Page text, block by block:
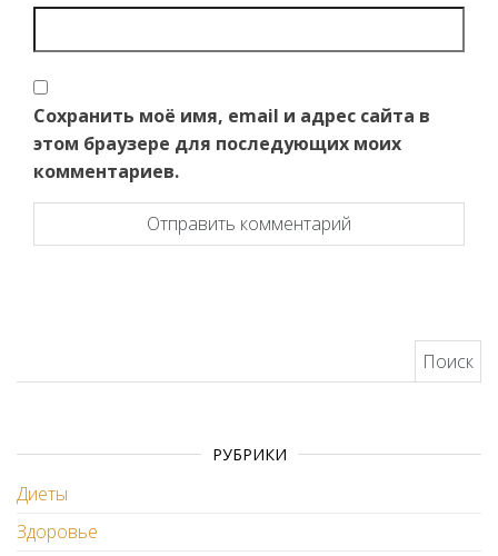
Сохранить моё имя, email и адрес сайта в
этом браузере для последующих моих
комментариев.
РУБРИКИ
Диеты
Здоровье